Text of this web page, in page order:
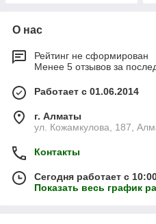
О нас
Рейтинг не сформирован
Менее 5 отзывов за
Работает с 01.06.2014
г. Алматы
ул. Кожамкулова, 187,
Контакты
Сегодня работает с
Показать весь график